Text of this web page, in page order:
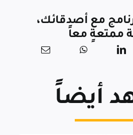
مع أصدقائك،
ممتعةٍ معاً
أيضاً